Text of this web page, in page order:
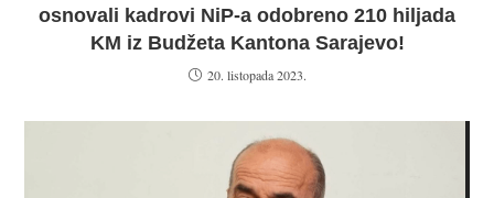
osnovali kadrovi NiP-a odobreno 210 hiljada
KM iz Budžeta Kantona Sarajevo!
20. listopada 2023.